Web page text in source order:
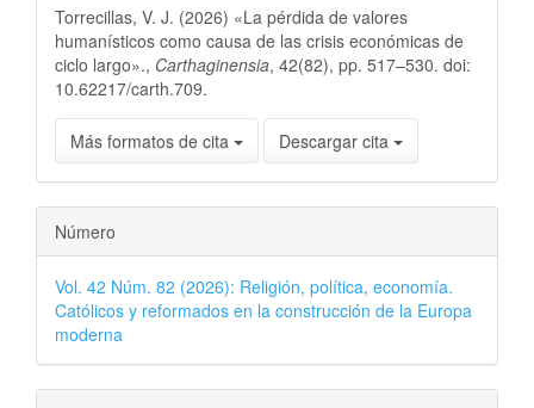
Torrecillas, V. J. (2026) «La pérdida de valores
humanísticos como causa de las crisis económicas de
ciclo largo»., Carthaginensia, 42(82), pp. 517–530. doi:
10.62217/carth.709.
Más formatos de cita Descargar cita
Número
Vol. 42 Núm. 82 (2026): Religión, política, economía.
Católicos y reformados en la construcción de la Europa
moderna